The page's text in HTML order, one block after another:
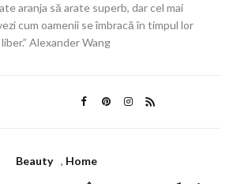
aranja să arate superb, dar cel mai
cum oamenii se îmbracă în timpul lor
liber.” Alexander Wang
Beauty , Home